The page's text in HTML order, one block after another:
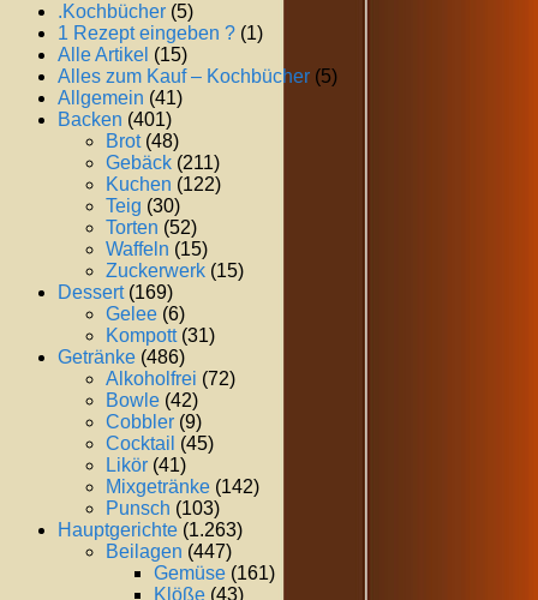
.Kochbücher (5)
1 Rezept eingeben ? (1)
Alle Artikel (15)
Alles zum Kauf – Kochbücher (5)
Allgemein (41)
Backen (401)
Brot(48)
Gebäck (211)
Kuchen (122)
Teig (30)
Torten (52)
Waffeln (15)
Zuckerwerk (15)
Dessert(169)
Gelee (6)
Kompott(31)
Getränke (486)
Alkoholfrei (72)
Bowle (42)
Cobbler (9)
Cocktail (45)
Likör (41)
Mixgetränke (142)
Punsch (103)
Hauptgerichte (1.263)
Beilagen (447)
Gemüse (161)
Klöße (43)